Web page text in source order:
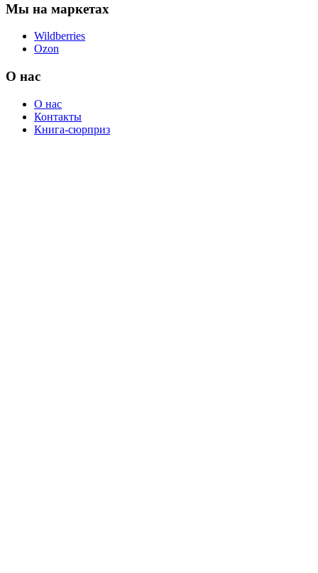
Мы на маркетах
Wildberries
Ozon
О нас
О нас
Контакты
Книга-сюрприз